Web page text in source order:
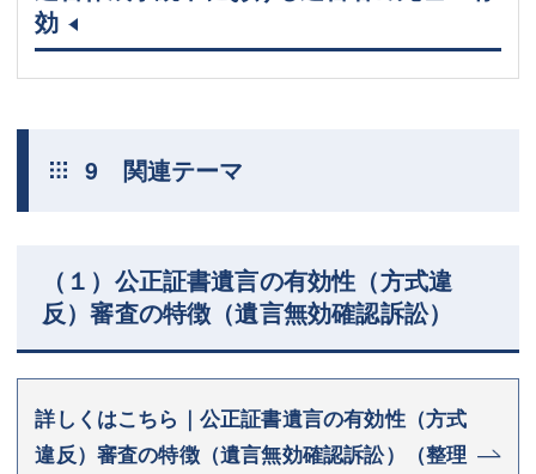
効
9 関連テーマ
（１）公正証書遺言の有効性（方式違
反）審査の特徴（遺言無効確認訴訟）
詳しくはこちら｜公正証書遺言の有効性（方式
違反）審査の特徴（遺言無効確認訴訟）（整理